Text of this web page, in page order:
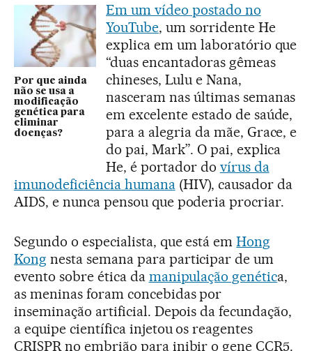
Por que ainda
não se usa a
modificação
genética para
eliminar
doenças?
Em um vídeo postado no
YouTube, um sorridente He
explica em um laboratório que
“duas encantadoras gêmeas
chineses, Lulu e Nana,
nasceram nas últimas semanas
em excelente estado de saúde,
para a alegria da mãe, Grace, e
do pai, Mark”. O pai, explica
He, é portador do vírus da
imunodeficiência humana(HIV), causador da
AIDS, e nunca pensou que poderia procriar.
Segundo o especialista, que está emHong
Kong nesta semana para participar de um
evento sobre ética da manipulação genética,
as meninas foram concebidas por
inseminação artificial. Depois da fecundação,
a equipe científica injetou os reagentes
CRISPR no embrião para inibir o gene CCR5.